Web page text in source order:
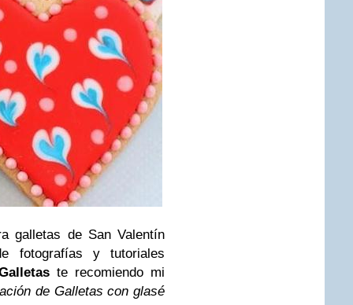
galletas de San Valentín
fotografías y tutoriales
te recomiendo mi
de Galletas con glasé